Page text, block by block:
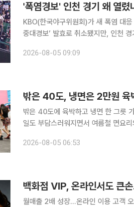
'폭염경보' 인천 경기 왜 열
KBO(한국야구위원회)가 새 폭염 대
중대경보’ 발효로 취소됐지만, 인천
SSG 랜더스 구단에 따르면 전날 인
2026-08-05 09:09
밖은 40도, 냉면은 2만원
밖은 40도에 육박하고 냉면 한 그릇
일도 부담스러워지면서 여름철 면요리의 무
름을 담은 ‘집에서 먹는 전문점 냉면’
2026-08-05 06:53
백화점 VIP, 온라인서도 큰
월매출 2배 성장…온라인 이용 고객